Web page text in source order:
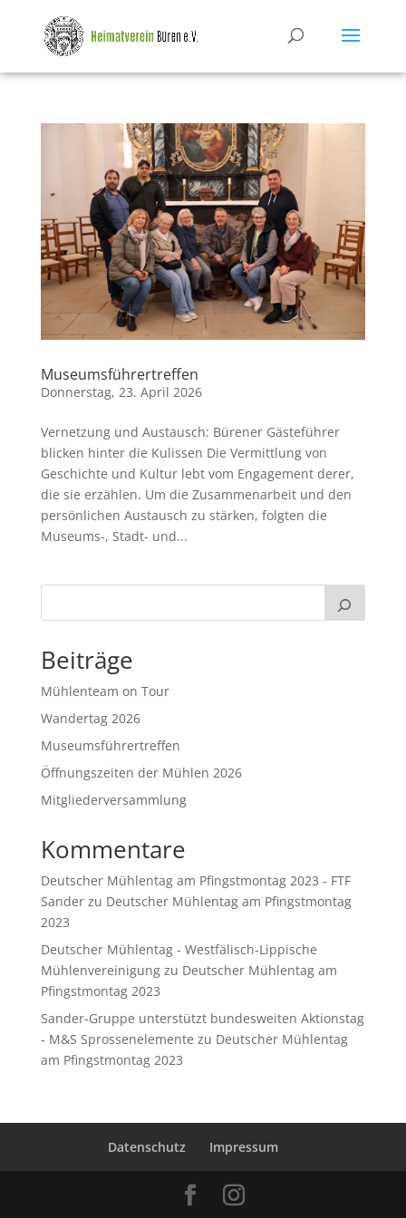
Museumsführertreffen
Donnerstag, 23. April 2026
Vernetzung und Austausch: Bürener Gästeführer
blicken hinter die Kulissen Die Vermittlung von
Geschichte und Kultur lebt vom Engagement derer,
die sie erzählen. Um die Zusammenarbeit und den
persönlichen Austausch zu stärken, folgten die
Museums-, Stadt- und...
Beiträge
Mühlenteam on Tour
Wandertag 2026
Museumsführertreffen
Öffnungszeiten der Mühlen 2026
Mitgliederversammlung
Kommentare
Deutscher Mühlentag am Pfingstmontag 2023 - FTF
Sanderzu Deutscher Mühlentag am Pfingstmontag
2023
Deutscher Mühlentag - Westfälisch-Lippische
Mühlenvereinigungzu Deutscher Mühlentag am
Pfingstmontag 2023
Sander-Gruppe unterstützt bundesweiten Aktionstag
- M&S Sprossenelemente zu Deutscher Mühlentag
am Pfingstmontag 2023
Datenschutz Impressum